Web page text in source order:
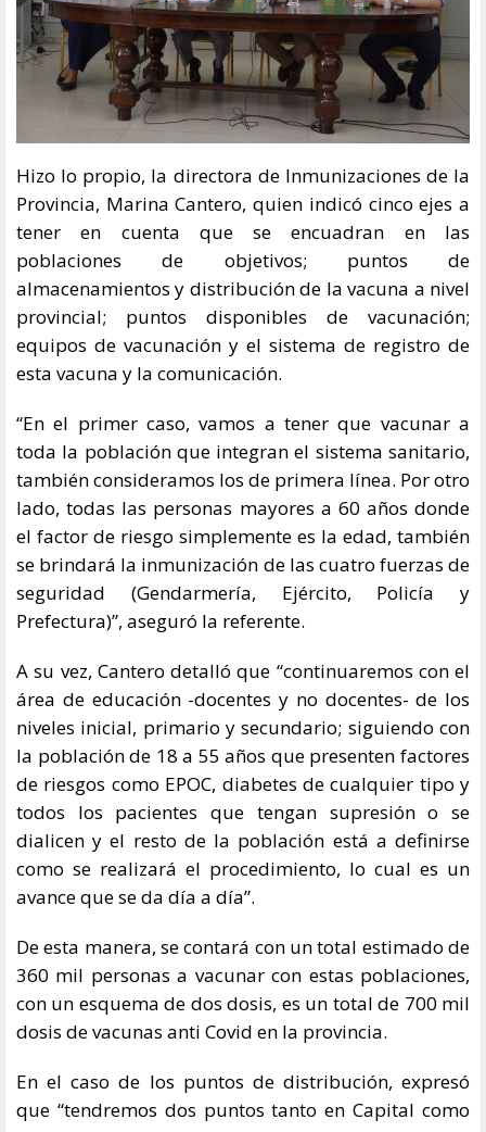
Hizo lo propio, la directora de Inmunizaciones de la
Provincia, Marina Cantero, quien indicó cinco ejes a
tener en cuenta que se encuadran en las
poblaciones de objetivos; puntos de
almacenamientos y distribución de la vacuna a nivel
provincial; puntos disponibles de vacunación;
equipos de vacunación y el sistema de registro de
esta vacuna y la comunicación.
“En el primer caso, vamos a tener que vacunar a
toda la población que integran el sistema sanitario,
también consideramos los de primera línea. Por otro
lado, todas las personas mayores a 60 años donde
el factor de riesgo simplemente es la edad, también
se brindará la inmunización de las cuatro fuerzas de
seguridad (Gendarmería, Ejército, Policía y
Prefectura)”, aseguró la referente.
A su vez, Cantero detalló que “continuaremos con el
área de educación -docentes y no docentes- de los
niveles inicial, primario y secundario; siguiendo con
la población de 18 a 55 años que presenten factores
de riesgos como EPOC, diabetes de cualquier tipo y
todos los pacientes que tengan supresión o se
dialicen y el resto de la población está a definirse
como se realizará el procedimiento, lo cual es un
avance que se da día a día”.
De esta manera, se contará con un total estimado de
360 mil personas a vacunar con estas poblaciones,
con un esquema de dos dosis, es un total de 700 mil
dosis de vacunas anti Covid en la provincia.
En el caso de los puntos de distribución, expresó
que “tendremos dos puntos tanto en Capital como